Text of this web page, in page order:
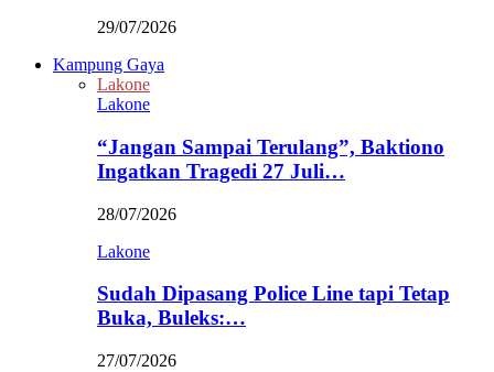
29/07/2026
Kampung Gaya
Lakone
Lakone
“Jangan Sampai Terulang”, Baktiono
Ingatkan Tragedi 27 Juli…
28/07/2026
Lakone
Sudah Dipasang Police Line tapi Tetap
Buka, Buleks:…
27/07/2026